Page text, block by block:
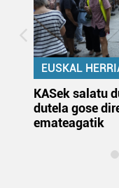
EUSKAL
KASek salatu
dutela gose
emateagatik